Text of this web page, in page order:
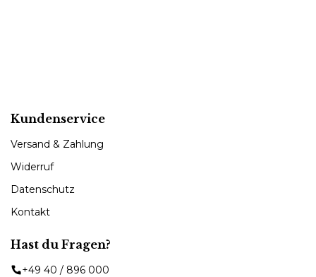
Kundenservice
Versand & Zahlung
Widerruf
Datenschutz
Kontakt
Hast du Fragen?
+49 40 / 896 000